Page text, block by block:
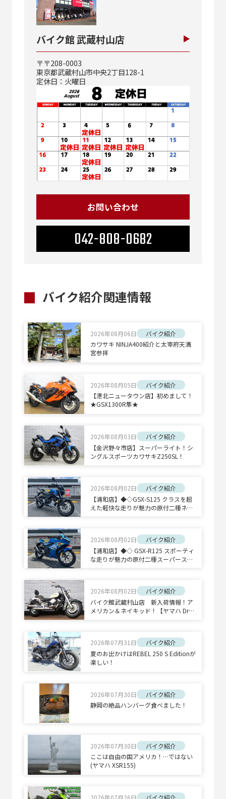
バイク館 武蔵村山店
〒〒208-0003
東京都武蔵村山市中央2丁目128-1
定休日：火曜日
お問い合わせ
042-808-0682
バイク紹介関連情報
2026年08月06日
バイク紹介
カワサキ NINJA400紹介と太宰府天満
宮参拝
2026年08月05日
バイク紹介
【港北ニュータウン店】初めまして！
★GSX1300R隼★
2026年08月03日
バイク紹介
【金沢野々市店】スーパーライト！シ
ングルスポーツカワサキZ250SL！
2026年08月02日
バイク紹介
【浦和店】◆◇GSX-S125 クラスを超
えた軽快な走りが魅力の原付二種ネイ
2026年08月02日
バイク紹介
【浦和店】◆◇ GSX-R125 スポーティ
な走りが魅力の原付二種スーパースポ
2026年08月02日
バイク紹介
バイク館武蔵村山店 新入荷情報！ア
メリカン＆ネイキッド！【ヤマハ Drag
2026年07月31日
バイク紹介
夏のお出かけはREBEL 250 S Editionが
楽しい！
2026年07月30日
バイク紹介
静岡の絶品ハンバーグ食べました！
2026年07月30日
バイク紹介
ここは自由の国アメリカ！…ではない
(ヤマハ XSR155)
2026年07月26日 バイク紹介